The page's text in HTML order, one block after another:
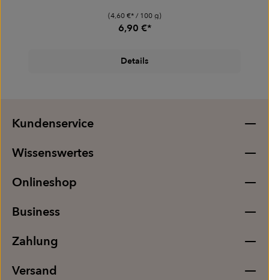
(4,60 €* / 100 g)
6,90 €*
Details
Kundenservice
Wissenswertes
Onlineshop
Business
Zahlung
Versand